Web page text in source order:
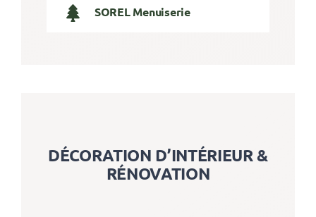
SOREL Menuiserie
DÉCORATION D’INTÉRIEUR &
RÉNOVATION